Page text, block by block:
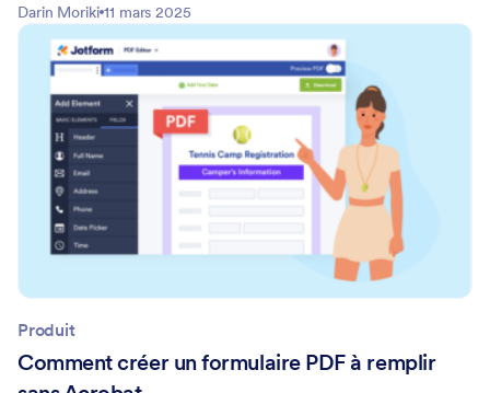
Darin Moriki 11 mars 2025
Produit
Comment créer un formulaire PDF à remplir